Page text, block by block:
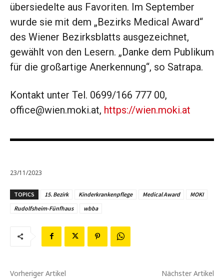
übersiedelte aus Favoriten. Im September
wurde sie mit dem „Bezirks Medical Award“
des Wiener Bezirksblatts ausgezeichnet,
gewählt von den ­Lesern. „Danke dem Publikum
für die großartige Anerkennung“, so Satrapa.
Kontakt unter Tel. 0699/166 777 00,
office@wien.moki.at, https://wien.moki.at
23/11/2023
TOPICS 15. Bezirk Kinderkrankenpflege Medical Award
MOKI
Rudolfsheim-Fünfhaus
wbba
Vorheriger Artikel Nächster Artikel